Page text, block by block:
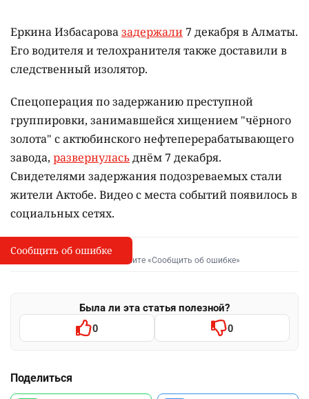
Еркина Избасаровазадержали 7 декабря в Алматы.
Его водителя и телохранителя также доставили в
следственный изолятор.
Спецоперация по задержанию преступной
группировки, занимавшейся хищением "чёрного
золота" с актюбинского нефтеперерабатывающего
завода, развернуласьднём 7 декабря.
Свидетелями задержания подозреваемых стали
жители Актобе. Видео с места событий появилось в
социальных сетях.
I
Сообщить об опечатке
Выделите фрагмент и нажмите «Сообщить об ошибке»
Была ли эта статья полезной?
0 0
Поделиться
Сообщить об ошибке